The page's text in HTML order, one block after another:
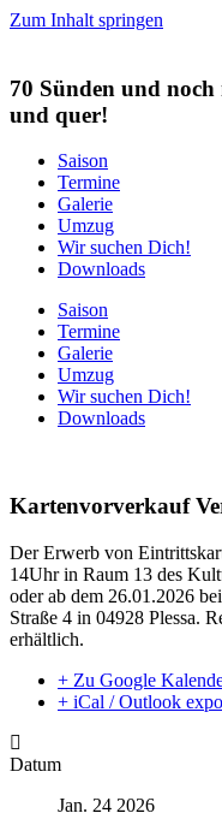
Zum Inhalt springen
70 Sünden und noch
und quer!
Saison
Termine
Galerie
Umzug
Wir suchen Dich!
Downloads
Saison
Termine
Galerie
Umzug
Wir suchen Dich!
Downloads
Kartenvorverkauf
Der Erwerb von
14Uhr in Raum 13 des
oder ab dem 26.01.2026
Straße 4 in 04928 Plessa.
erhältlich.
+ Zu Google
+ iCal / Outlook
Datum
Jan. 24 2026